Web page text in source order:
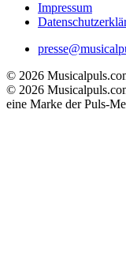
Impressum
© 2026
© 2026
eine Marke der Puls-